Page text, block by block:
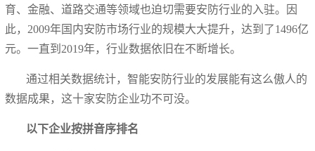
育、金融、道路交通等领域也迫切需要安防行业的入驻。因
此，2009年国内安防市场行业的规模大大提升，达到了1496亿
元。一直到2019年，行业数据依旧在不断增长。
通过相关数据统计，智能安防行业的发展能有这么傲人的
数据成果，这十家安防企业功不可没。
以下企业按拼音序排名